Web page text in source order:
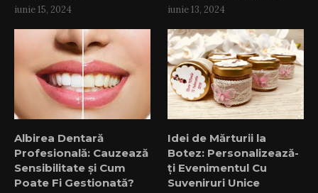
iunie 15, 2024 iunie 13, 2024
Albirea Dentară
Profesională: Cauzează
Sensibilitate și Cum
Poate Fi Gestionată?
Idei de Mărturii la
Botez: Personalizează-
ți Evenimentul Cu
Suveniruri Unice